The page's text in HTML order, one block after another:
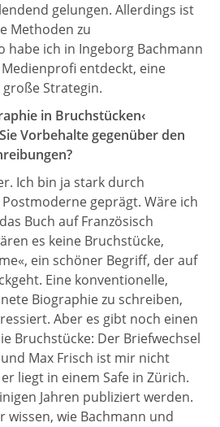
gelungen. Allerdings ist
Methoden zu
habe ich in Ingeborg Bachmann
entdeckt, eine
Strategin.
in Bruchstücken‹
Vorbehalte gegenüber den
Ich bin ja stark durch
geprägt. Wäre ich
Buch auf Französisch
es keine Bruchstücke,
ein schöner Begriff, der auf
Eine konventionelle,
Biographie zu schreiben,
Aber es gibt noch einen
Bruchstücke: Der Briefwechsel
Max Frisch ist mir nicht
liegt in einem Safe in Zürich.
Jahren publiziert werden.
wissen, wie Bachmann und